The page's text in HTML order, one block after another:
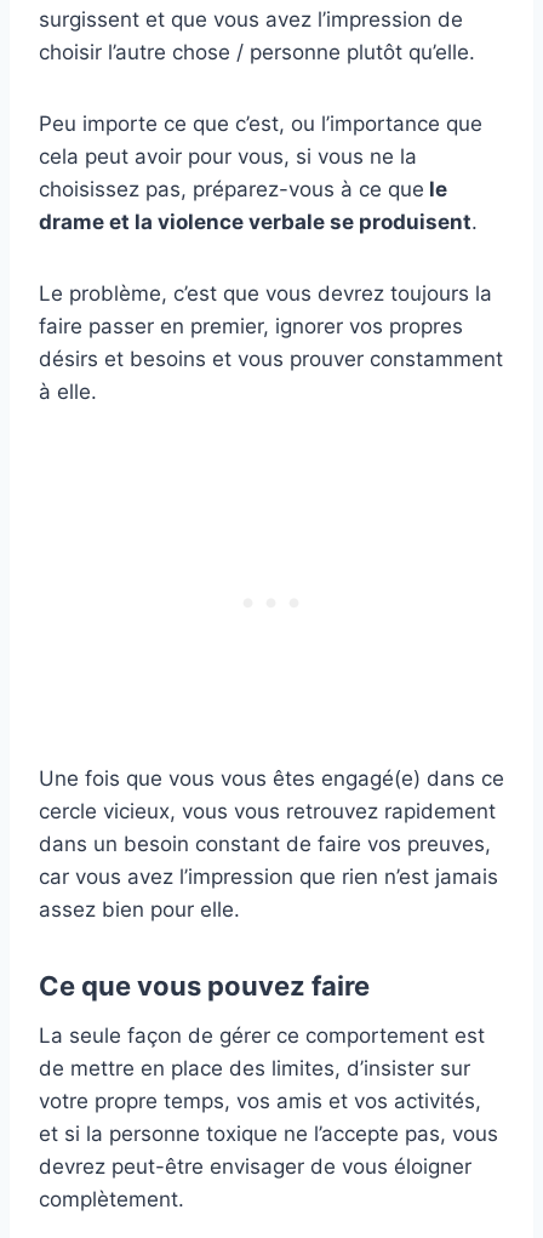
surgissent et que vous avez l’impression de
choisir l’autre chose / personne plutôt qu’elle.
Peu importe ce que c’est, ou l’importance que
cela peut avoir pour vous, si vous ne la
choisissez pas, préparez-vous à ce que le
drame et la violence verbale se produisent.
Le problème, c’est que vous devrez toujours la
faire passer en premier, ignorer vos propres
désirs et besoins et vous prouver constamment
à elle.
Une fois que vous vous êtes engagé(e) dans ce
cercle vicieux, vous vous retrouvez rapidement
dans un besoin constant de faire vos preuves,
car vous avez l’impression que rien n’est jamais
assez bien pour elle.
Ce que vous pouvez faire
La seule façon de gérer ce comportement est
de mettre en place des limites, d’insister sur
votre propre temps, vos amis et vos activités,
et si la personne toxique ne l’accepte pas, vous
devrez peut-être envisager de vous éloigner
complètement.